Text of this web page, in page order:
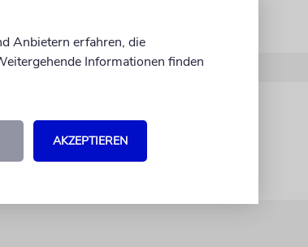
Anbietern erfahren, die
Informationen finden
AKZEPTIEREN